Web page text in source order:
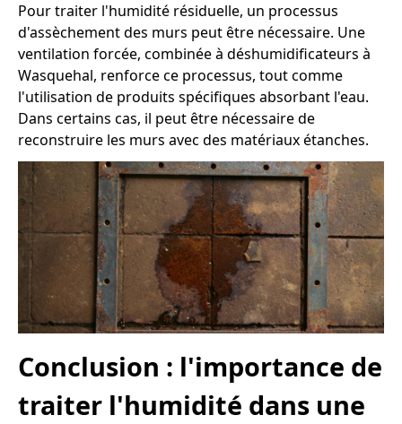
Pour traiter l'humidité résiduelle, un processus
d'assèchement des murs peut être nécessaire. Une
ventilation forcée, combinée à déshumidificateurs à
Wasquehal, renforce ce processus, tout comme
l'utilisation de produits spécifiques absorbant l'eau.
Dans certains cas, il peut être nécessaire de
reconstruire les murs avec des matériaux étanches.
Conclusion : l'importance de
traiter l'humidité dans une